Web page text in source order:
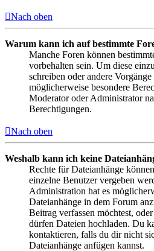
Nach oben
Warum kann ich auf bestimmte
Manche Foren können
vorbehalten sein. Um diese
schreiben oder andere
möglicherweise besondere
Moderator oder Administrator
Berechtigungen.
Nach oben
Weshalb kann ich keine
Rechte für Dateianhänge
einzelne Benutzer vergeben
Administration hat es
Dateianhänge in dem Forum
Beitrag verfassen möchtest,
dürfen Dateien hochladen. Du
kontaktieren, falls du dir nicht
Dateianhänge anfügen kannst.